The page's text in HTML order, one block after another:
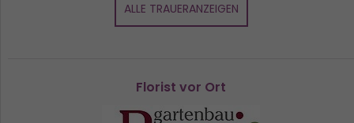
ALLE TRAUERANZEIGEN
Florist vor Ort